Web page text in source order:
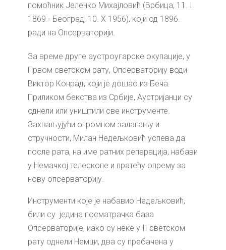
помоћник Јеленко Михајловић (Врбица, 11. I
1869 - Београд, 10. X 1956), који од 1896.
ради на Опсерваторији.
За време друге аустроугарске окупације, у
Првом светском рату, Опсерваторију води
Виктор Конрад, који је дошао из Беча.
Приликом бекства из Србије, Аустријанци су
однели или уништили све инструменте.
Захваљујући огромном залагању и
стручности, Милан Недељковић успева да
после рата, на име ратних репарација, набави
у Немачкој телескопе и пратећу опрему за
нову опсерваторију.
Инструменти које је набавио Недељковић,
били су једина посматрачка база
Опсерваторије, иако су неке у II светском
рату однели Немци, два су пребачена у